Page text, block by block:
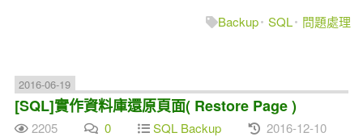
Backup SQL 問題處理
2016-06-19
[SQL]實作資料庫還原頁面( Restore Page )
2205 0 SQL Backup 2016-12-10